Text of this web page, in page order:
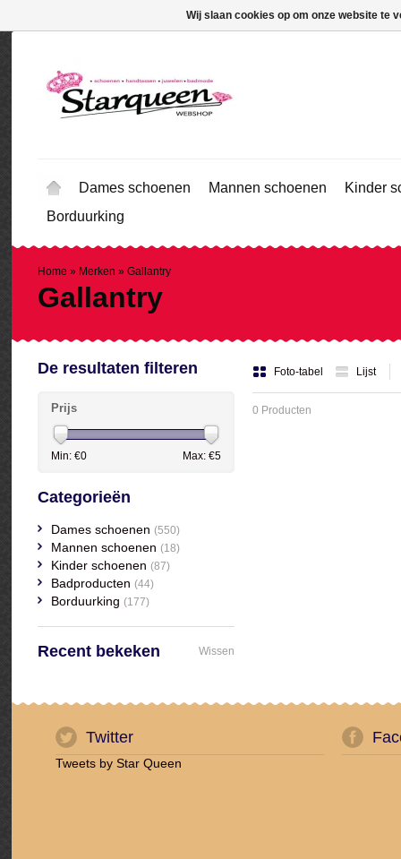
Dames schoenen Mannen schoenen
Kinder
Borduurking
Home » Merken » Gallantry
Gallantry
Foto-tabel Lijst
0 Producten
De resultaten filteren
Prijs
Min: €0 Max: €5
Categorieën
Dames schoenen (550)
Mannen schoenen (18)
Kinder schoenen (87)
Badproducten (44)
Borduurking (177)
Recent bekeken Wissen
Twitter
Tweets by Star Queen
Wij slaan cookies op om onze website te